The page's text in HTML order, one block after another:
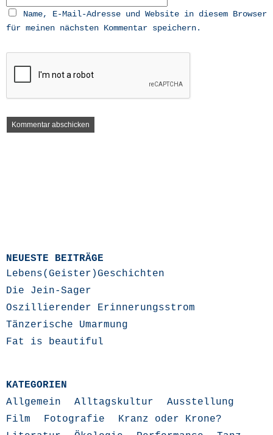
Name, E-Mail-Adresse und Website in diesem Browser
für meinen nächsten Kommentar speichern.
NEUESTE BEITRÄGE
Lebens(Geister)Geschichten
Die Jein-Sager
Oszillierender Erinnerungsstrom
Tänzerische Umarmung
Fat is beautiful
KATEGORIEN
Allgemein
Alltagskultur
Ausstellung
Film
Fotografie
Kranz oder Krone?